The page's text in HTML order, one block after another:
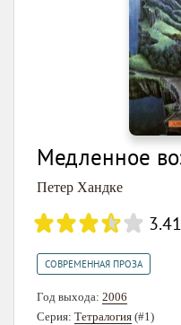
Медленное
Петер Хандке
3.41
СОВРЕМЕННАЯ ПРОЗА
Год выхода: 2006
Серия: Тетралогия (#1)